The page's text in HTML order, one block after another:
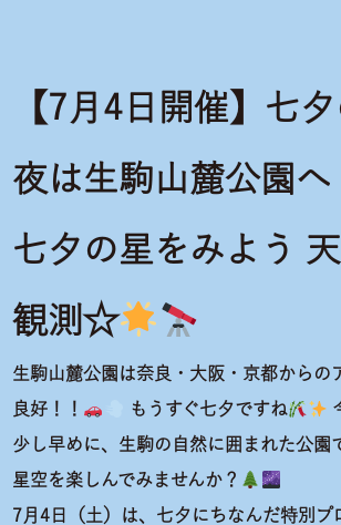
【7月4日開催】七
夜は生駒山麓公園
七夕の星をみよう
観測☆
生駒山麓公園は奈良・大阪・京都からの
良好！！
もうすぐ七夕ですね
少し早めに、生駒の自然に囲まれた公園
星空を楽しんでみませんか？
7月4日（土）
は、七夕にちなんだ特別プ